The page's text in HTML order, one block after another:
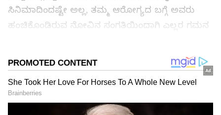
ಸಿನಿಮಾದಿಂದಷ್ಟೇ ಅಲ್ಲ, ತಮ್ಮ ಆರೋಗ್ಯದ ಬಗ್ಗೆ ಅವರು
ಹಂಚಿಕೊಂಡಿರುವ ನೋವಿನ ಸಂಗತಿಯಿಂದಾಗಿ ಎಲ್ಲರ ಗಮನ
ಸಮಗ್ರ ಸುದ್ದಿ ಮೂಲವನ್ನಾಗಿ asianet suvarna news ಅನ್ನು
ಆಯ್ಕೆ ಮಾಡಿಕೊಳ್ಳಿ